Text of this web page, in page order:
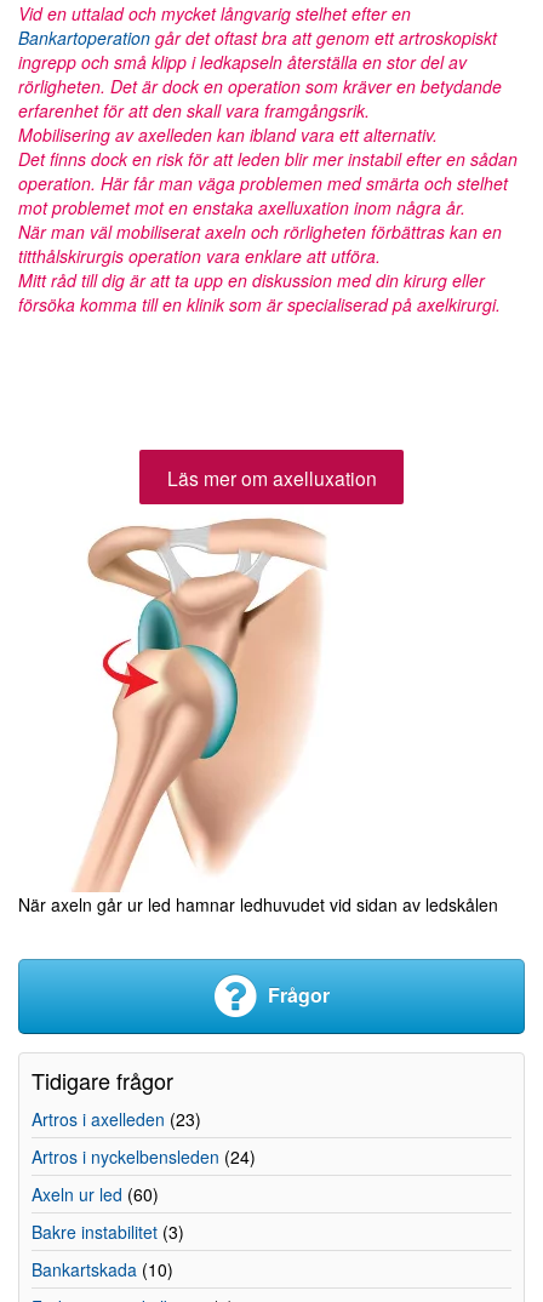
Vid en uttalad och mycket långvarig stelhet efter en
Bankartoperation går det oftast bra att genom ett artroskopiskt
ingrepp och små klipp i ledkapseln återställa en stor del av
rörligheten. Det är dock en operation som kräver en betydande
erfarenhet för att den skall vara framgångsrik.
Mobilisering av axelleden kan ibland vara ett alternativ.
Det finns dock en risk för att leden blir mer instabil efter en sådan
operation. Här får man väga problemen med smärta och stelhet
mot problemet mot en enstaka axelluxation inom några år.
När man väl mobiliserat axeln och rörligheten förbättras kan en
titthålskirurgis operation vara enklare att utföra.
Mitt råd till dig är att ta upp en diskussion med din kirurg eller
försöka komma till en klinik som är specialiserad på axelkirurgi.
Läs mer om axelluxation
När axeln går ur led hamnar ledhuvudet vid sidan av ledskålen
Frågor
Tidigare frågor
Artros i axelleden (23)
Artros i nyckelbensleden (24)
Axeln ur led (60)
Bakre instabilitet (3)
Bankartskada (10)